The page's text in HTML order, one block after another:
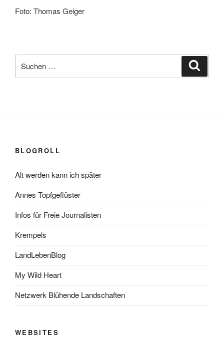
Foto: Thomas Geiger
nach:
BLOGROLL
Alt werden kann ich später
Annes Topfgeflüster
Infos für Freie Journalisten
Krempels
LandLebenBlog
My Wild Heart
Netzwerk Blühende Landschaften
WEBSITES